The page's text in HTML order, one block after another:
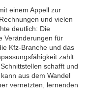
einem Appell zur
und vielen
deutlich: Die
Veränderungen für
Kfz-Branche und das
zahlt
schafft und
aus dem Wandel
vernetzten, lernenden